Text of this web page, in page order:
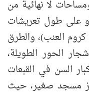
لا نهائية من
على طول تعريشات
العنب)، والطرق
الحور الطويلة،
السن في القبعات
مسجد صغير، حيث